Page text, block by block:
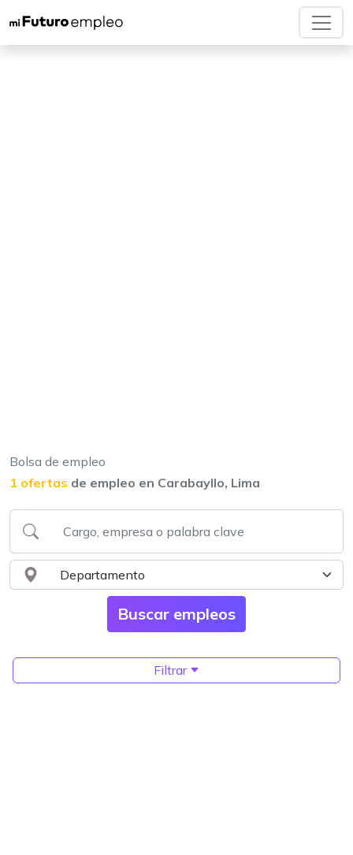
Bolsa de empleo
1 ofertas de empleo en Carabayllo, Lima
Filtrar